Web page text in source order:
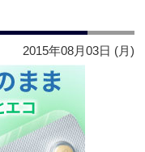
2015年08月03日 (月)